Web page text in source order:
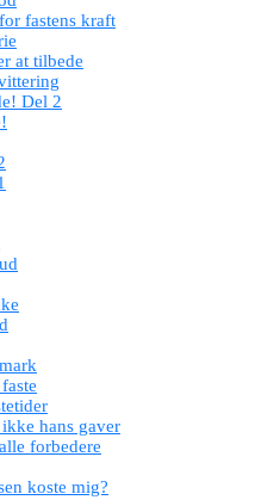
fastens kraft
at tilbede
Del 2
hans gaver
forbedere
koste mig?